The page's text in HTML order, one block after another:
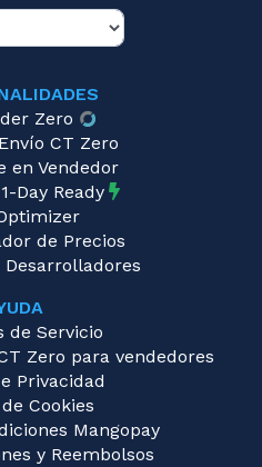
Zero
CT Zero
en Vendedor
Day Ready
de Precios
de Servicio
Zero para vendedores
Privacidad
Cookies
Mangopay
y Reembolsos